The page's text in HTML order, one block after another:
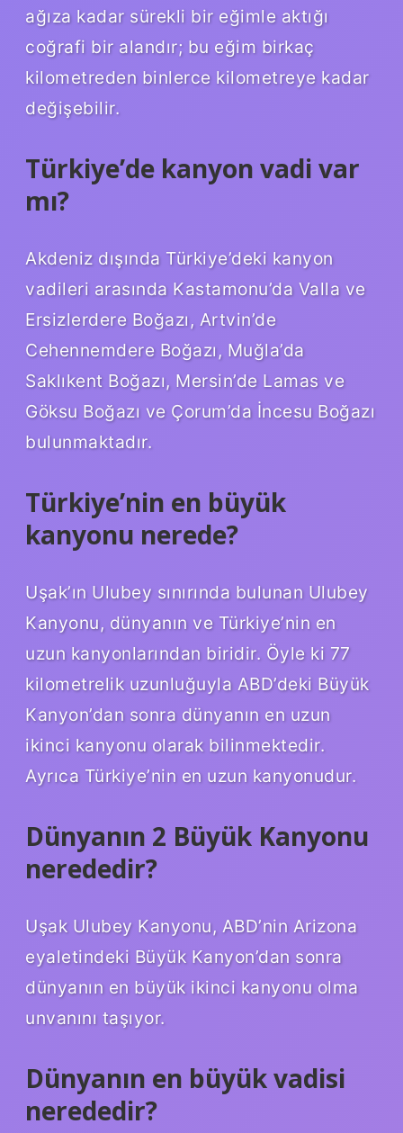
ağıza kadar sürekli bir eğimle aktığı
coğrafi bir alandır; bu eğim birkaç
kilometreden binlerce kilometreye kadar
değişebilir.
Türkiye’de kanyon vadi var
mı?
Akdeniz dışında Türkiye’deki kanyon
vadileri arasında Kastamonu’da Valla ve
Ersizlerdere Boğazı, Artvin’de
Cehennemdere Boğazı, Muğla’da
Saklıkent Boğazı, Mersin’de Lamas ve
Göksu Boğazı ve Çorum’da İncesu Boğazı
bulunmaktadır.
Türkiye’nin en büyük
kanyonu nerede?
Uşak’ın Ulubey sınırında bulunan Ulubey
Kanyonu, dünyanın ve Türkiye’nin en
uzun kanyonlarından biridir. Öyle ki 77
kilometrelik uzunluğuyla ABD’deki Büyük
Kanyon’dan sonra dünyanın en uzun
ikinci kanyonu olarak bilinmektedir.
Ayrıca Türkiye’nin en uzun kanyonudur.
Dünyanın 2 Büyük Kanyonu
nerededir?
Uşak Ulubey Kanyonu, ABD’nin Arizona
eyaletindeki Büyük Kanyon’dan sonra
dünyanın en büyük ikinci kanyonu olma
unvanını taşıyor.
Dünyanın en büyük vadisi
nerededir?